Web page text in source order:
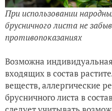
При использовании
брусничного листа не
противопоказаниях
Возможна
входящих в состав
веществ, аллергические
брусничного листа в